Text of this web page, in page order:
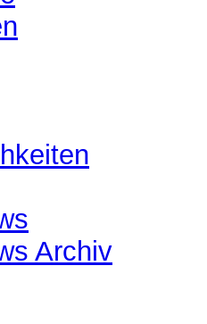
Archiv